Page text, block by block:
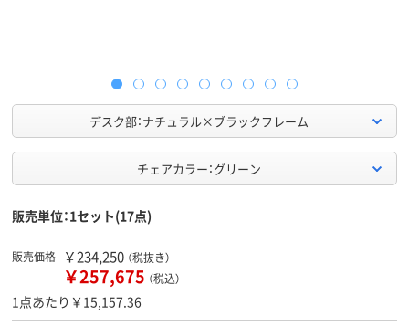
デスク部：ナチュラル×ブラックフレーム
チェアカラー：グリーン
販売単位：1セット(17点)
販売価格 ￥234,250 （税抜き）
￥257,675 （税込）
1点あたり￥15,157.36